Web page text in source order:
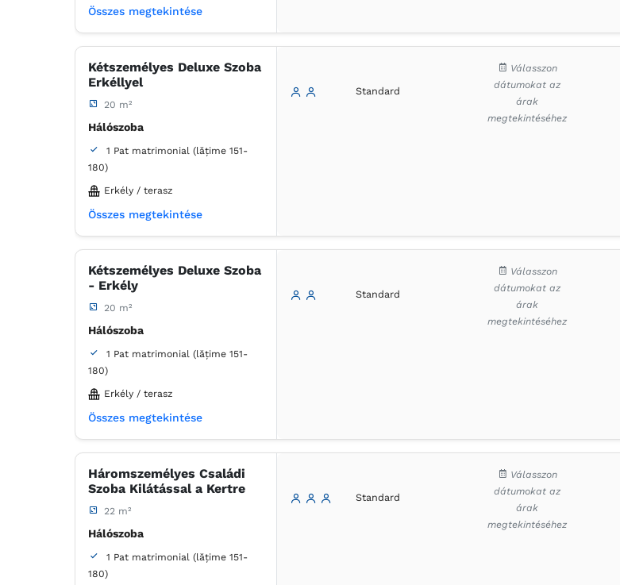
Összes megtekintése
Kétszemélyes Deluxe Szoba
Erkéllyel
20 m²
Hálószoba
1 Pat matrimonial (lățime 151-
180)
Erkély / terasz
Fürdőszoba
saját - Zuhanyzó
Összes megtekintése
Standard
Válasszon
dátumokat az
árak
megtekintéséhez
Kétszemélyes Deluxe Szoba
- Erkély
20 m²
Hálószoba
1 Pat matrimonial (lățime 151-
180)
Erkély / terasz
Fürdőszoba
saját - Zuhanyzó
Összes megtekintése
Standard
Válasszon
dátumokat az
árak
megtekintéséhez
Háromszemélyes Családi
Szoba Kilátással a Kertre
22 m²
Hálószoba
1 Pat matrimonial (lățime 151-
180)
Standard
Válasszon
dátumokat az
árak
megtekintéséhez